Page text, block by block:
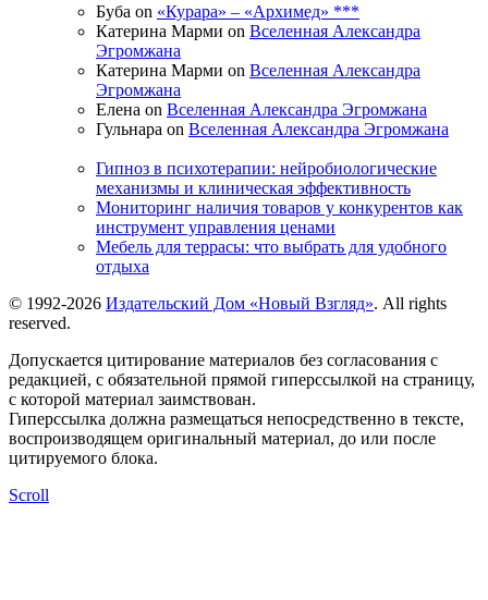
Буба on «Курара» – «Архимед» ***
Катерина Марми on Вселенная Александра
Эгромжана
Катерина Марми on Вселенная Александра
Эгромжана
Елена on Вселенная Александра Эгромжана
Гульнара on Вселенная Александра Эгромжана
Гипноз в психотерапии: нейробиологические
механизмы и клиническая эффективность
Мониторинг наличия товаров у конкурентов как
инструмент управления ценами
Мебель для террасы: что выбрать для удобного
отдыха
© 1992-2026 Издательский Дом «Новый Взгляд». All rights
reserved.
Допускается цитирование материалов без согласования с
редакцией, с обязательной прямой гиперссылкой на страницу,
с которой материал заимствован.
Гиперссылка должна размещаться непосредственно в тексте,
воспроизводящем оригинальный материал, до или после
цитируемого блока.
Scroll